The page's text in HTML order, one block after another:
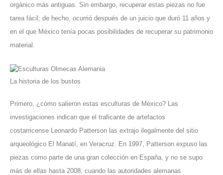
orgánico más antiguas. Sin embargo, recuperar estas piezas no fue
tarea fácil; de hecho, ocurrió después de un juicio que duró 11 años y
en el que México tenía pocas posibilidades de recuperar su patrimonio
material.
La historia de los bustos
Primero, ¿cómo salieron estas esculturas de México? Las
investigaciones indican que el traficante de artefactos
costarricense Leonardo Patterson las extrajo ilegalmente del sitio
arqueológico El Manatí, en Veracruz. En 1997, Patterson expuso las
piezas como parte de una gran colección en España, y no se supo
más de ellas hasta 2008, cuando las autoridades alemanas